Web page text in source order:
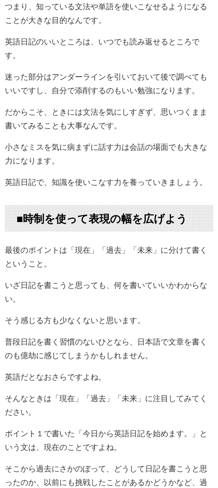
つまり、知っている文法や単語を使いこなせるようになる
ことが大きな目的なんです。
英語日記のいいところは、いつでも読み返せるところで
す。
迷った部分はアンダーラインを引いておいて後で調べても
いいですし、自分で添削するのもいい勉強になります。
だからこそ、ときには文法を気にしすぎず、思いつくまま
書いてみることも大事なんです。
小さなミスを気に病まずに話す力は会話の場面でも大きな
力になります。
英語日記で、知識を使いこなす力を養っていきましょう。
■時制を使って表現の幅を広げよう
最後のポイントは「現在」「過去」「未来」に分けて書く
ということ。
いざ日記を書こうと思っても、何を書いていいかわからな
い。
そう感じる方も少なくないと思います。
普段日記を書く習慣のないひとなら、日本語で文章を書く
のも億劫に感じてしまうかもしれません。
英語だとなおさらですよね。
そんなときは「現在」「過去」「未来」に注目してみてく
ださい。
ポイント１で書いた「今日から英語日記を始めます。」と
いう文は、現在のことですよね。
そこから過去にさかのぼって、どうして日記を書こうと思
ったのか、以前にも挑戦したことがあるかどうかなど、過